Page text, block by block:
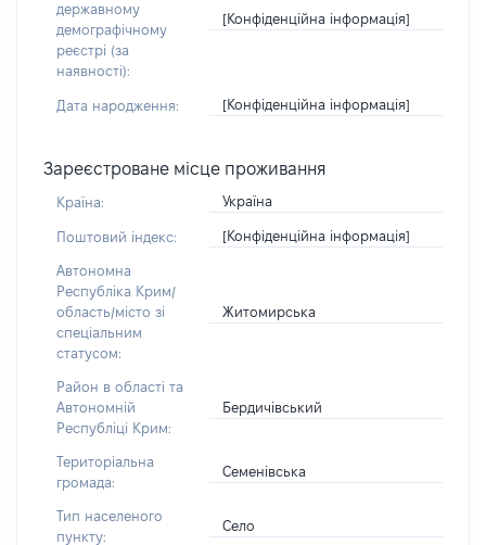
державному
демографічному
реєстрі (за
наявності):
[Конфіденційна інформація]
Дата народження: [Конфіденційна інформація]
Зареєстроване місце проживання
Країна: Україна
Поштовий індекс: [Конфіденційна інформація]
Автономна
Республіка Крим/
область/місто зі
спеціальним
статусом:
Житомирська
Район в області та
Автономній
Республіці Крим:
Бердичівський
Територіальна
громада:
Семенівська
Тип населеного
пункту:
Село